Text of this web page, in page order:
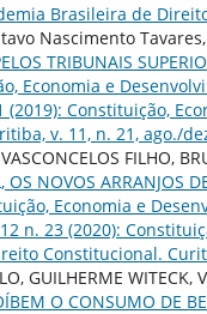
Brasileira de
Nascimento
TRIBUNAIS
Economia e
Constituição,
v. 11, n. 21, ago./
FILHO,
OS NOVOS ARRANJOS
Economia e
n. 23 (2020):
Constitucional.
GUILHERME WITECK,
O CONSUMO DE